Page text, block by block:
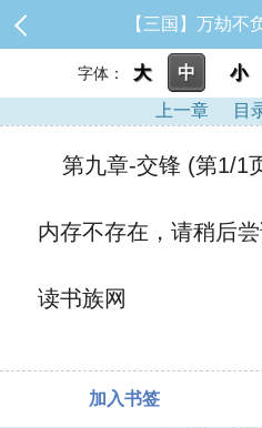
【三国】万劫不
字体： 大 中 小
上一章
目
第九章-交锋 (第1/1
内存不存在，请稍后尝
读书族网
加入书签